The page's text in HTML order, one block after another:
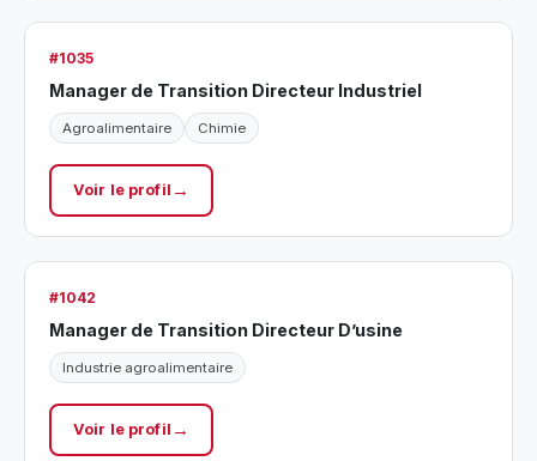
#1035
Manager de Transition Directeur Industriel
Agroalimentaire Chimie
Voir le profil
#1042
Manager de Transition Directeur D’usine
Industrie agroalimentaire
Voir le profil